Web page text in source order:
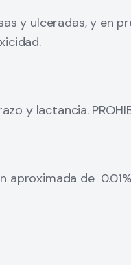
y ulceradas, y en
y lactancia.
aproximada de 0.01%